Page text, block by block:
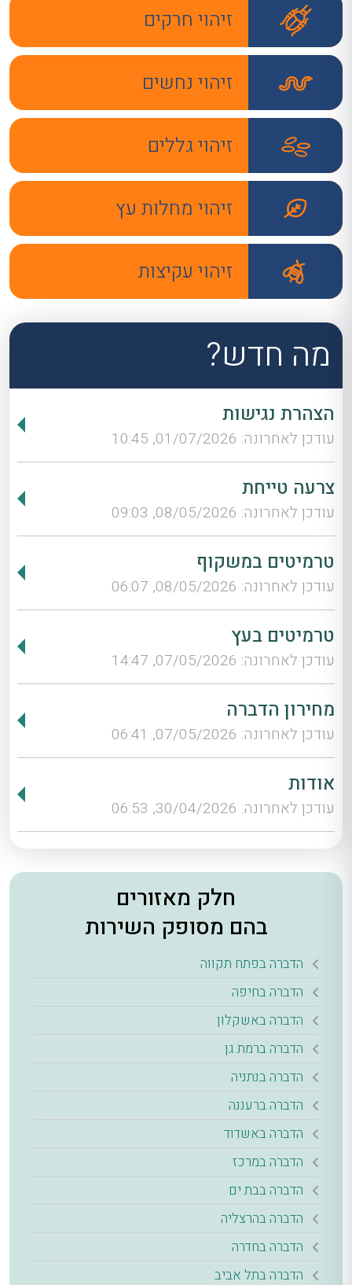
זיהוי חרקים
זיהוי נחשים
זיהוי גללים
זיהוי מחלות עץ
זיהוי עקיצות
מה חדש?
הצהרת נגישות
עודכן לאחרונה: 01/07/2026, 10:45
צרעה טייחת
עודכן לאחרונה: 08/05/2026, 09:03
טרמיטים במשקוף
עודכן לאחרונה: 08/05/2026, 06:07
טרמיטים בעץ
עודכן לאחרונה: 07/05/2026, 14:47
מחירון הדברה
עודכן לאחרונה: 07/05/2026, 06:41
אודות
עודכן לאחרונה: 30/04/2026, 06:53
חלק מאזורים
בהם מסופק השירות
הדברה בפתח תקווה
הדברה בחיפה
הדברה באשקלון
הדברה ברמת גן
הדברה בנתניה
הדברה ברעננה
הדברה באשדוד
הדברה במרכז
הדברה בבת ים
הדברה בהרצליה
הדברה בחדרה
הדברה בתל אביב